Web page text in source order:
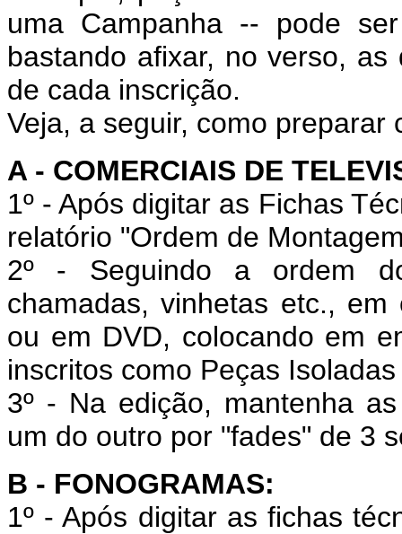
uma Campanha -- pode
bastando afixar, no verso,
de cada inscrição.
Veja, a seguir, como preparar
A - COMERCIAIS DE
1º - Após digitar as Fichas
relatório "Ordem de
2º - Seguindo a ordem
chamadas, vinhetas etc.,
ou em DVD, colocando em
inscritos como Peças
3º - Na edição, mantenha
um do outro por "fades" de 3
B - FONOGRAMAS:
1º - Após digitar as fichas